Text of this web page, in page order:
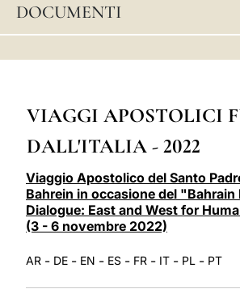
DOCUMENTI
VIAGGI APOSTOLICI
DALL'ITALIA - 2022
Viaggio Apostolico del Santo
Bahrein in occasione del "Bahrain
Dialogue: East and West for
(3 - 6 novembre 2022)
AR - DE - EN - ES - FR - IT - PL - PT